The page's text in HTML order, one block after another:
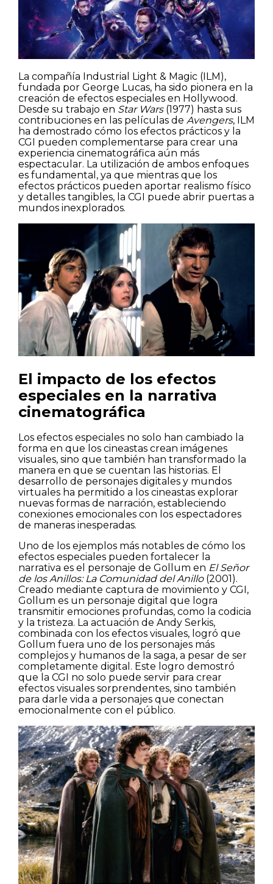
Calles
Naturaleza
Spots
La compañía Industrial Light & Magic (ILM),
fundada por George Lucas, ha sido pionera en la
creación de efectos especiales en Hollywood.
Desde su trabajo en Star Wars(1977) hasta sus
contribuciones en las películas de Avengers, ILM
ha demostrado cómo los efectos prácticos y la
CGI pueden complementarse para crear una
experiencia cinematográfica aún más
espectacular. La utilización de ambos enfoques
es fundamental, ya que mientras que los
efectos prácticos pueden aportar realismo físico
y detalles tangibles, la CGI puede abrir puertas a
mundos inexplorados.
El impacto de los efectos
especiales en la narrativa
cinematográfica
Los efectos especiales no solo han cambiado la
forma en que los cineastas crean imágenes
visuales, sino que también han transformado la
manera en que se cuentan las historias. El
desarrollo de personajes digitales y mundos
virtuales ha permitido a los cineastas explorar
nuevas formas de narración, estableciendo
conexiones emocionales con los espectadores
de maneras inesperadas.
Uno de los ejemplos más notables de cómo los
efectos especiales pueden fortalecer la
narrativa es el personaje de Gollum en El Señor
de los Anillos: La Comunidad del Anillo(2001).
Creado mediante captura de movimiento y CGI,
Gollum es un personaje digital que logra
transmitir emociones profundas, como la codicia
y la tristeza. La actuación de Andy Serkis,
combinada con los efectos visuales, logró que
Gollum fuera uno de los personajes más
complejos y humanos de la saga, a pesar de ser
completamente digital. Este logro demostró
que la CGI no solo puede servir para crear
efectos visuales sorprendentes, sino también
para darle vida a personajes que conectan
emocionalmente con el público.